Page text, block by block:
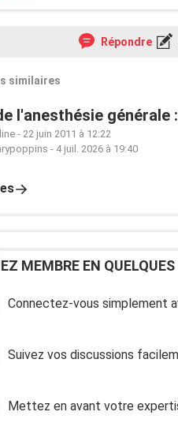
Répondre
similaires
l'anesthésie générale
- 22 juin 2011 à 12:22
- 4 juil. 2026 à 19:40
MEMBRE EN
Connectez-vous simplement
Suivez vos discussions
Mettez en avant votre